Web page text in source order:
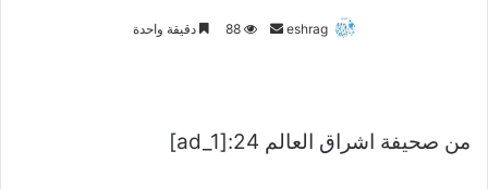
eshrag
أرسل88 دقيقة واحدة
من صحيفة اشراق العالم 24:[ad_1]